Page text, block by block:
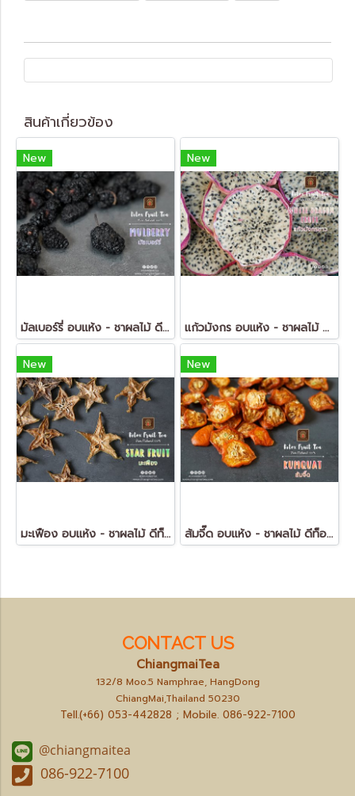
สินค้าเกี่ยวข้อง
New
มัลเบอร์รี่ อบแห้ง - ชาผลไม้ ดีท็อกซ์ (Dried Mulberry - FruitTea Detox)
New
แก้วมังกร อบแห้ง - ชาผลไม้ ดีท็อกซ์ (Dried Dragon Fruit - FruitTea Detox)
New
มะเฟือง อบแห้ง - ชาผลไม้ ดีท็อกซ์ (Dried Star Fruit - FruitTea Detox)
New
ส้มจี๊ด อบแห้ง - ชาผลไม้ ดีท็อกซ์ (Dried Kumquat - FruitTea Detox)
CONTACT US
ChiangmaiTea
132/8 Moo.5 Namphrae, HangDong
ChiangMai,Thailand 50230
Tell.(+66) 053-442828 ; Mobile. 086-922-7100
@chiangmaitea
086-922-7100